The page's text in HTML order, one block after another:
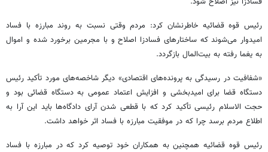
رئیس قوه قضائیه خاطرنشان کرد: مردم وقتی نسبت به روند مبارزه با فساد
امیدوار می‌شوند که ساختارهای فسادزا اصلاح و با مجرمین برخورد شده و اموال
به یغما رفته به بیت‌المال بازگردد.
«شفافیت در رسیدگی به پرونده‌های اقتصادی» دیگر شاخصه‌های مورد تأکید رئیس
دستگاه قضا برای امیدبخشی و افزایش اعتماد عمومی به دستگاه قضائی بود و
حجت الاسلام رئیسی تأکید کرد که با قطعی شدن آرای دادگاه‌ها باید این آرا به
اطلاع مردم برسد چرا که در موفقیت مبارزه با فساد اثر خواهد داشت.
رئیس قوه قضائیه همچنین به همکاران خود توصیه کرد که در مبارزه با فساد